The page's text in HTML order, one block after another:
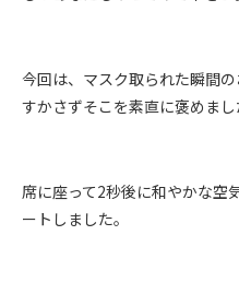
今回は、マスク取られた瞬間の
すかさずそこを素直に褒めまし
席に座って2秒後に和やかな空
ートしました。